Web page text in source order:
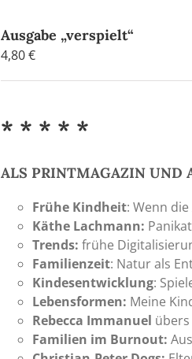
Ausgabe „verspielt“
4,80€
* * * * *
ALS PRINTMAGAZIN UND
Frühe Kindheit: Wenn
Käthe Lachmann:
Trends:frühe
Familienzeit: Natur als
Kindesentwicklung:
Lebensformen: Meine
Rebecca Immanuel
Familien im Burnout: